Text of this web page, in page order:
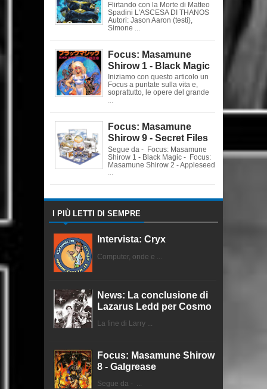
Flirtando con la Morte di Matteo
Spadini L'ASCESA DI THANOS
Autori: Jason Aaron (testi),
Simone ...
Focus: Masamune
Shirow 1 - Black Magic
Iniziamo con questo articolo un
Focus a puntate sulla vita e,
soprattutto, le opere del grande
Focus: Masamune
Shirow 9 - Secret Files
Segue da - Focus: Masamune
Shirow 1 - Black Magic - Focus:
Masamune Shirow 2 - Appleseed
I PIÙ LETTI DI SEMPRE
Intervista: Cryx
Computer, onde e ...
News: La conclusione di
Lazarus Ledd per Cosmo
La fine di Larry ...
Focus: Masamune Shirow
8 - Galgrease
Segue da - ...